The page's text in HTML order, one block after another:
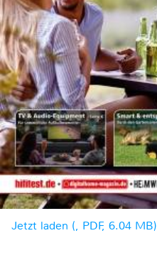
Jetzt laden (, PDF, 6.04 MB)